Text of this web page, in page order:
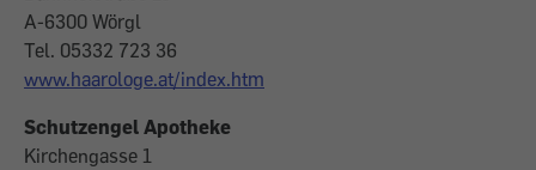
A-6300 Wörgl
Tel. 05332 723 36
www.haarologe.at/index.htm
Schutzengel Apotheke
Kirchengasse 1